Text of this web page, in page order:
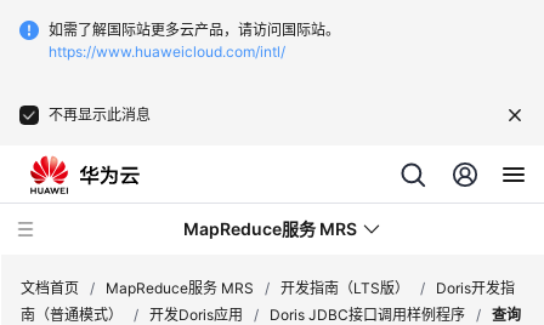
如需了解国际站更多云产品，请访问国际站。
https://www.huaweicloud.com/intl/
不再显示此消息
MapReduce服务 MRS
文档首页 / MapReduce服务 MRS / 开发指南（LTS版） /
Doris开发指
南（普通模式）
/ 开发Doris应用 / Doris JDBC接口调用样例程序 / 查询